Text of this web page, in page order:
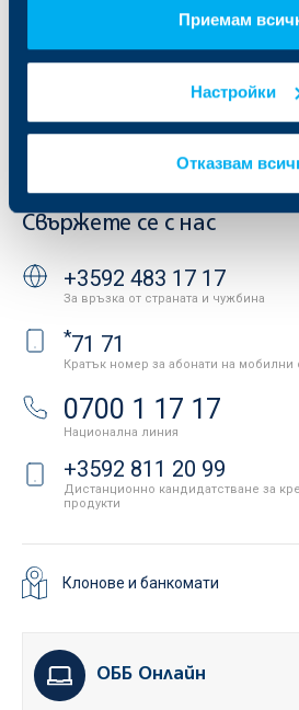
Приемам
Настройки
Отказвам
Други документи
Новини
Защита
API
Свържете се с нас
+3592 483 17 17
За връзка от страната и чужбина
*71 71
Кратък номер за абонати на мобилни
0700 1 17 17
Национална линия
+3592 811 20 99
Дистанционно кандидатстване за
продукти
Клонове и банкомати
ОББ Онлайн